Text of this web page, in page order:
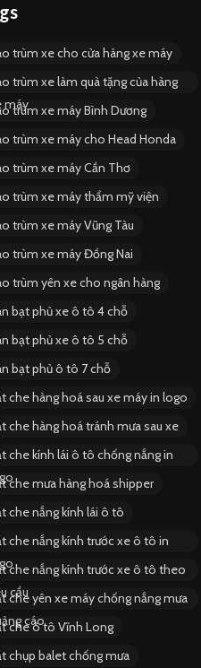
trùm xe cho cửa hàng xe máy
trùm xe làm quà tặng của hàng
máy
trùm xe máy Bình Dương
trùm xe máy cho Head Honda
trùm xe máy Cần Thơ
trùm xe máy thẩm mỹ viện
trùm xe máy Vũng Tàu
trùm xe máy Đồng Nai
trùm yên xe cho ngân hàng
bạt phủ xe ô tô 4 chỗ
bạt phủ xe ô tô 5 chỗ
bạt phủ ô tô 7 chỗ
che hàng hoá sau xe máy in logo
che hàng hoá tránh mưa sau xe
che kính lái ô tô chống nắng in
che mưa hàng hoá shipper
che nắng kính lái ô tô
che nắng kính trước xe ô tô in
che nắng kính trước xe ô tô theo
cầu
che yên xe máy chống nắng mưa
cáo
che ô tô Vĩnh Long
chụp balet chống mưa